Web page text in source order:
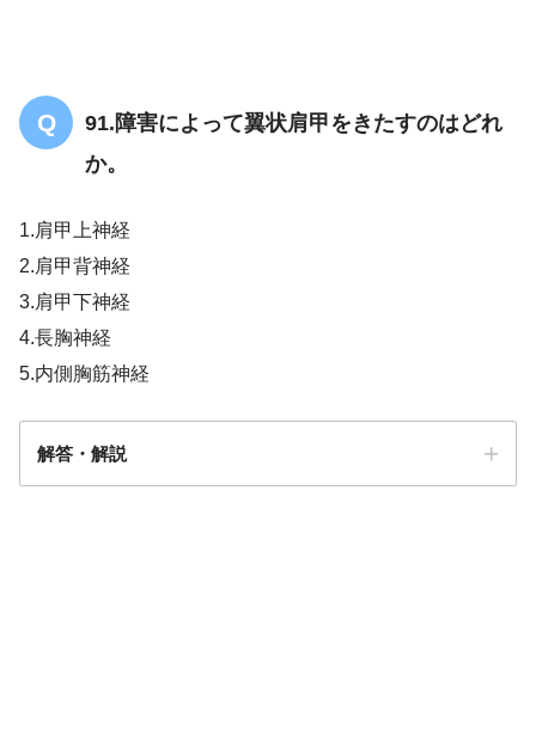
91.障害によって翼状肩甲をきたすのはどれ
か。
1.肩甲上神経
2.肩甲背神経
3.肩甲下神経
4.長胸神経
5.内側胸筋神経
解答・解説